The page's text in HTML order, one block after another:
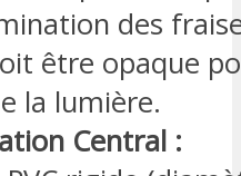
des
être opaque
la lumière.
Central :